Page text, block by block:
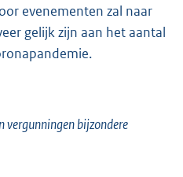
evenementen zal naar
gelijk zijn aan het aantal
vergunningen bijzondere